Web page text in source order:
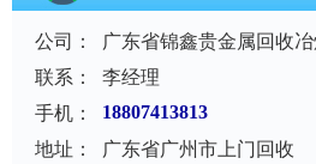
公司：
广东省锦鑫贵金属回收
联系：
李经理
手机：
18807413813
地址：
广东省广州市上门回收